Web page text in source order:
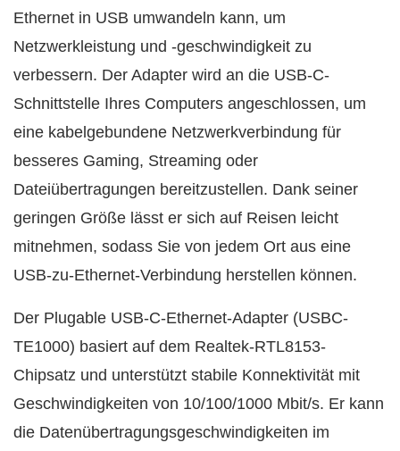
Ethernet in USB umwandeln kann, um
Netzwerkleistung und -geschwindigkeit zu
verbessern. Der Adapter wird an die USB-C-
Schnittstelle Ihres Computers angeschlossen, um
eine kabelgebundene Netzwerkverbindung für
besseres Gaming, Streaming oder
Dateiübertragungen bereitzustellen. Dank seiner
geringen Größe lässt er sich auf Reisen leicht
mitnehmen, sodass Sie von jedem Ort aus eine
USB-zu-Ethernet-Verbindung herstellen können.
Der Plugable USB-C-Ethernet-Adapter (USBC-
TE1000) basiert auf dem Realtek-RTL8153-
Chipsatz und unterstützt stabile Konnektivität mit
Geschwindigkeiten von 10/100/1000 Mbit/s. Er kann
die Datenübertragungsgeschwindigkeiten im